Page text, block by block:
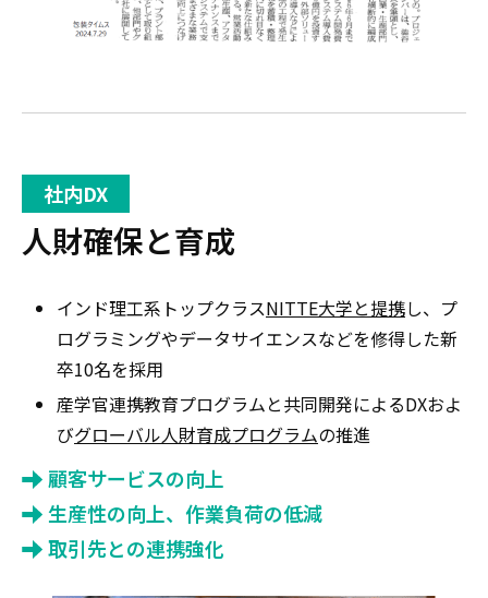
社内DX
人財確保と育成
インド理工系トップクラスNITTE大学と提携し、プ
ログラミングやデータサイエンスなどを修得した新
卒10名を採用
産学官連携教育プログラムと共同開発によるDXおよ
びグローバル人財育成プログラムの推進
顧客サービスの向上
生産性の向上、作業負荷の低減
取引先との連携強化